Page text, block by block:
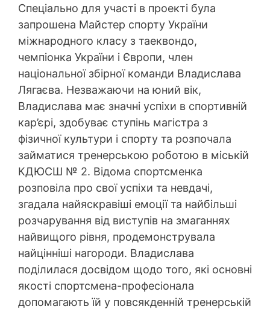
Спеціально для участі в проекті була
запрошена Майстер спорту України
міжнародного класу з таеквондо,
чемпіонка України і Європи, член
національної збірної команди Владислава
Лягаєва. Незважаючи на юний вік,
Владислава має значні успіхи в спортивній
кар’єрі, здобуває ступінь магістра з
фізичної культури і спорту та розпочала
займатися тренерською роботою в міській
КДЮСШ № 2. Відома спортсменка
розповіла про свої успіхи та невдачі,
згадала найяскравіші емоції та найбільші
розчарування від виступів на змаганнях
найвищого рівня, продемонструвала
найцінніші нагороди. Владислава
поділилася досвідом щодо того, які основні
якості спортсмена-професіонала
допомагають їй у повсякденній тренерській